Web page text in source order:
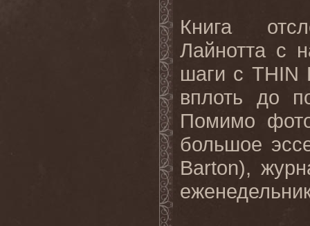
Книга
Лайнотта с
шаги с THIN
вплоть до
Помимо
большое
Barton),